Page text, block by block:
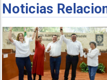
Noticias